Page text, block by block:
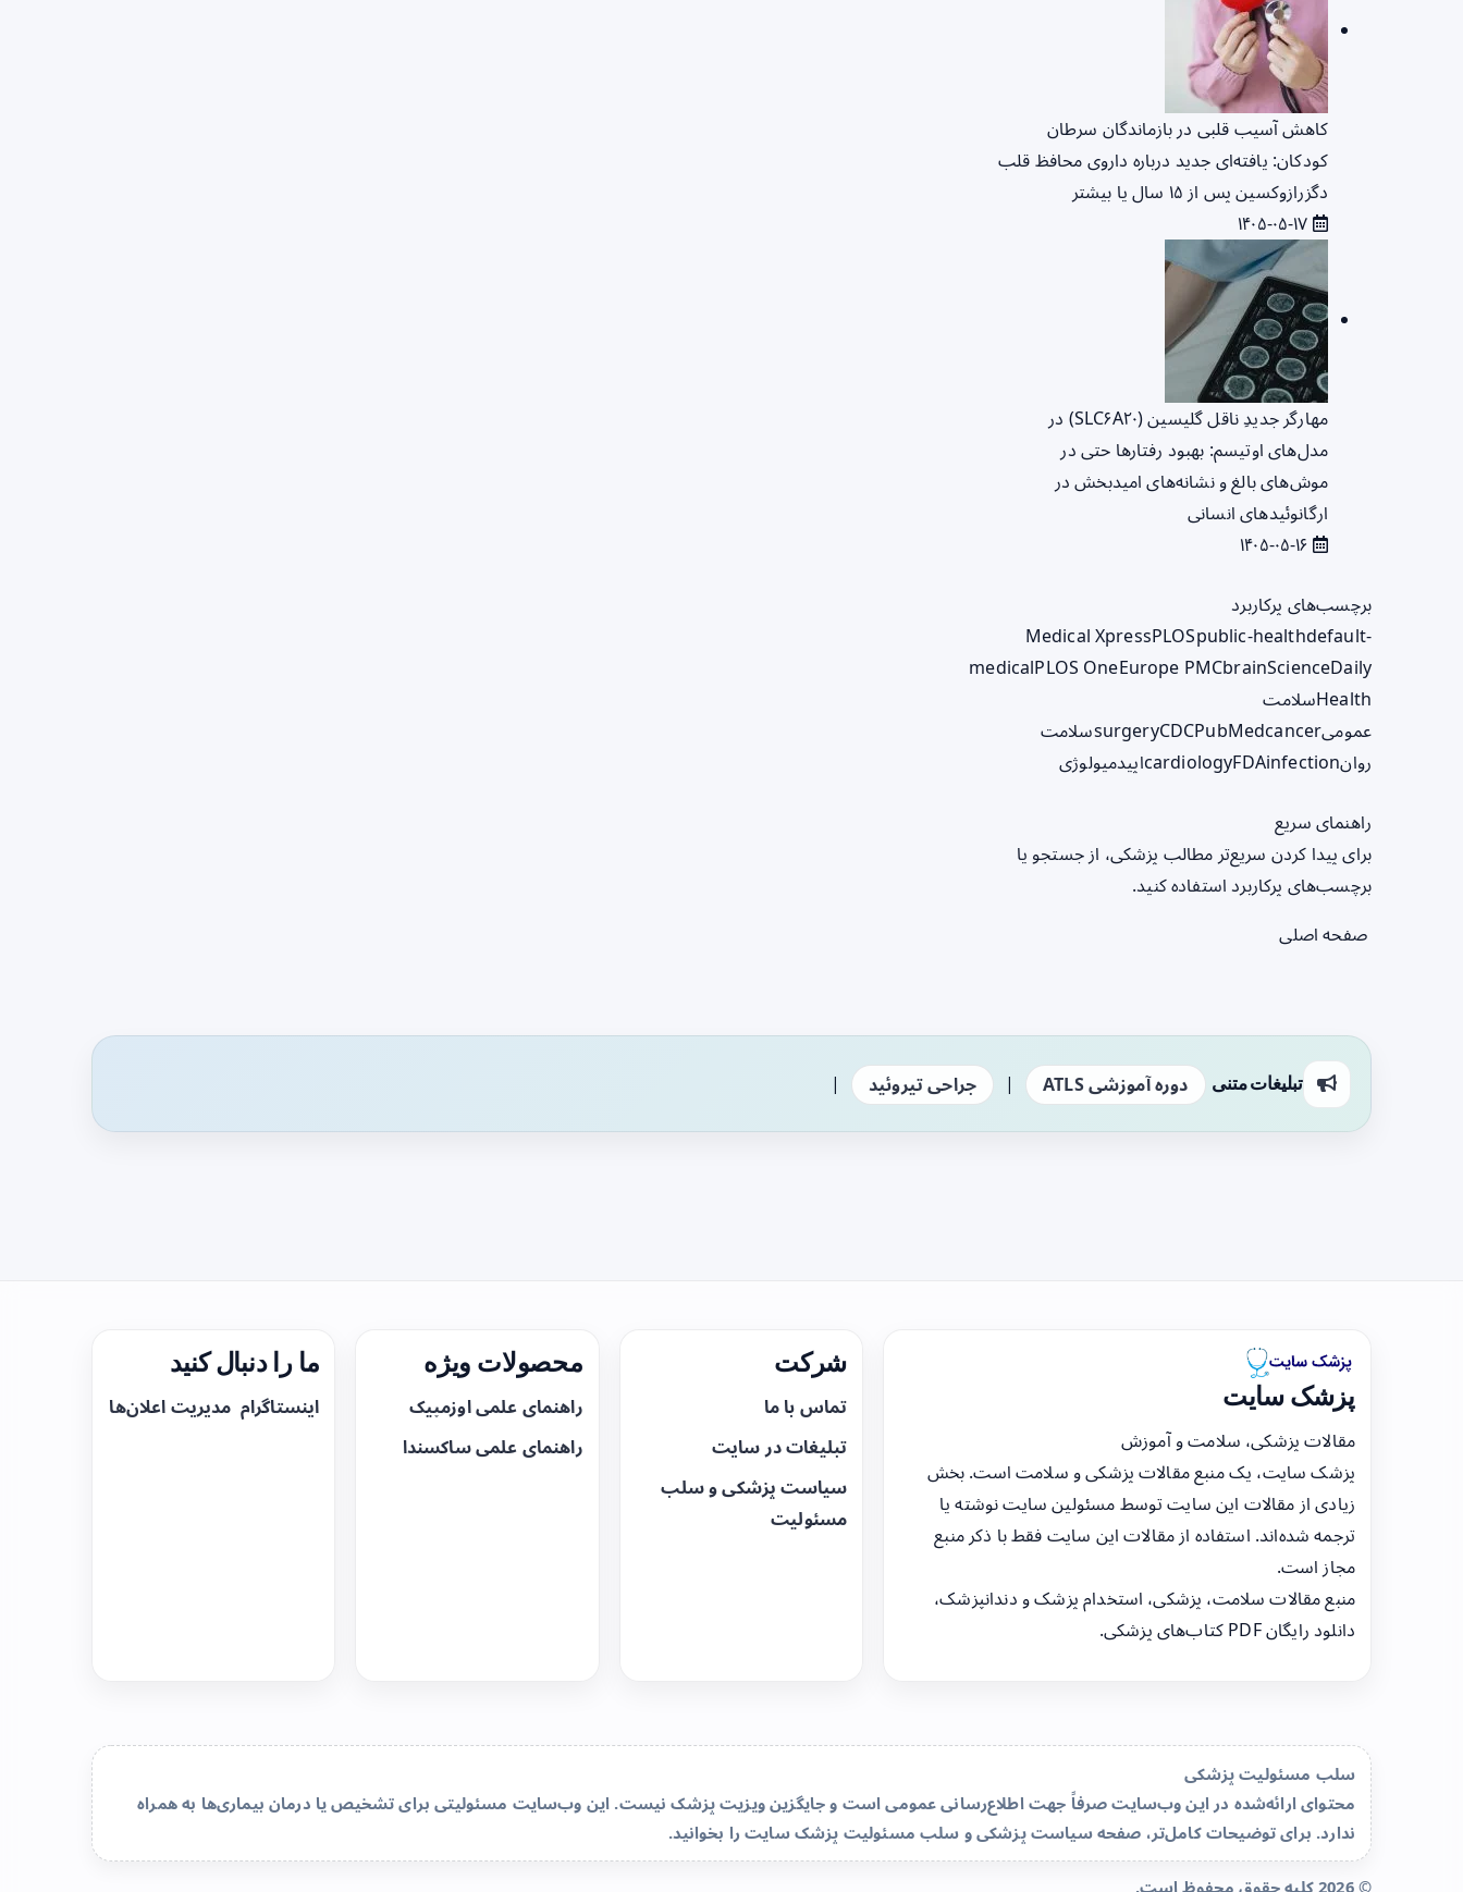
کاهش آسیب قلبی در بازماندگان سرطان
کودکان: یافته‌ای جدید درباره داروی محافظ قلب
دگزرازوکسین پس از ۱۵ سال یا بیشتر
مهارگر جدیدِ ناقل گلیسین (SLC۶A۲۰) در
مدل‌های اوتیسم: بهبود رفتارها حتی در
موش‌های بالغ و نشانه‌های امیدبخش در
ارگانوئیدهای انسانی
برچسب‌های پرکاربرد
Medical XpressPLOSpublic-healthdefault-
medicalPLOS OneEurope PMCbrainScienceDaily
Healthسلامت
عمومی
surgeryCDCPubMedcancer
سلامت
روان
cardiologyFDAinfection اپیدمیولوژی
راهنمای سریع
برای پیدا کردن سریع‌تر مطالب پزشکی، از جستجو یا
برچسب‌های پرکاربرد استفاده کنید.
صفحه اصلی
تبلیغات متنی دوره آموزشی ATLS | جراحی تیروئید |
پزشک سایت
مقالات پزشکی، سلامت و آموزش
پزشک سایت، یک منبع مقالات پزشکی و سلامت است. بخش
زیادی از مقالات این سایت توسط مسئولین سایت نوشته یا
ترجمه شده‌اند. استفاده از مقالات این سایت فقط با ذکر منبع
مجاز است.
منبع مقالات سلامت، پزشکی، استخدام پزشک و دندانپزشک،
دانلود رایگان PDF کتاب‌های پزشکی.
شرکت
تماس با ما
تبلیغات در سایت
سیاست پزشکی و سلب
مسئولیت
محصولات ویژه
راهنمای علمی اوزمپیک
راهنمای علمی ساکسندا
ما را دنبال کنید
اینستاگرام مدیریت اعلان‌ها
سلب مسئولیت پزشکی
محتوای ارائه‌شده در این وب‌سایت صرفاً جهت اطلاع‌رسانی عمومی است و جایگزین ویزیت پزشک نیست. این وب‌سایت مسئولیتی برای تشخیص یا درمان بیماری‌ها به همراه
ندارد. برای توضیحات کامل‌تر، صفحهسیاست پزشکی و سلب مسئولیت پزشک سایترا بخوانید.
© 2026 کلیه حقوق محفوظ است.